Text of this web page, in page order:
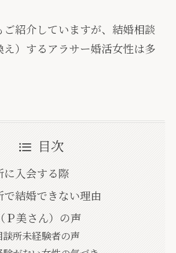
紹介していますが、結婚相談
）するアラサー婚活女性は多
目次
に入会する際
で結婚できない理由
Ｐ美さん）の声
所未経験者の声